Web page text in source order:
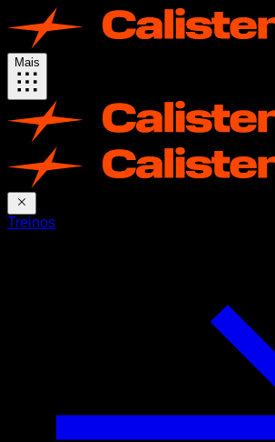
Mais
Treinos